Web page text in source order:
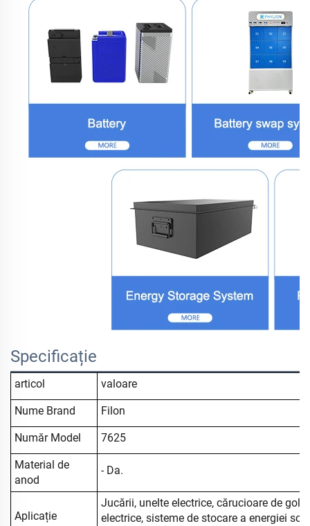
Specificație
articol valoare
Nume Brand Filon
Număr Model 7625
Material de
anod
- Da.
Aplicație
Jucării, unelte electrice, cărucioare de
electrice, sisteme de stocare a energiei